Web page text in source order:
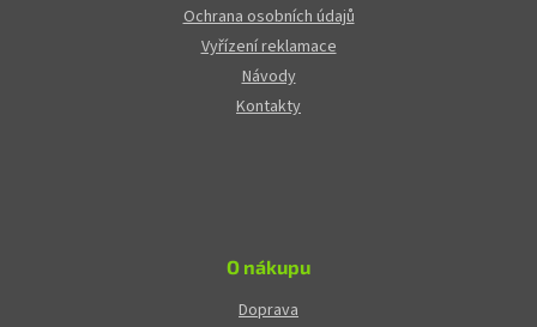
Ochrana osobních údajů
Vyřízení reklamace
Návody
Kontakty
O nákupu
Doprava